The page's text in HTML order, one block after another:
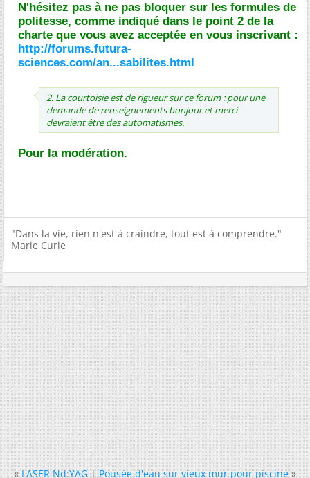
N'hésitez pas à ne pas bloquer sur les formules de
politesse, comme indiqué dans le point 2 de la
charte que vous avez acceptée en vous inscrivant :
http://forums.futura-
sciences.com/an...sabilites.html
2. La courtoisie est de rigueur sur ce forum : pour une
demande de renseignements bonjour et merci
devraient être des automatismes.
Pour la modération.
"Dans la vie, rien n'est à craindre, tout est à comprendre."
Marie Curie
« LASER Nd:YAG|Pousée d'eau sur vieux mur pour piscine »